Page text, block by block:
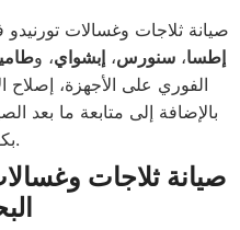
صيانة ثلاجات وغسالات
إطسا،سنورس،إبشواي، و
الفوري على الأجهزة، إصلاح
بالإضافة إلى متابعة ما بعد
بكفاءة.
صيانة ثلاجات